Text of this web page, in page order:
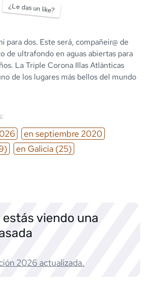
¿Le das un like?
para dos. Este será, compañeir@ de
de ultrafondo en aguas abiertas para
La Triple Corona Illas Atlánticas
de los lugares más bellos del mundo
en septiembre 2020
en Galicia (25)
estás viendo una
2026 actualizada.